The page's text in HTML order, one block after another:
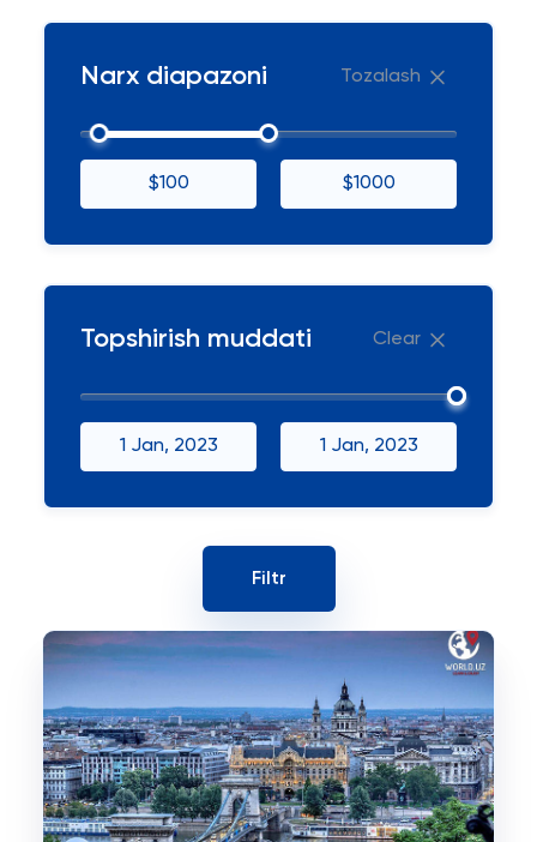
Narx diapazoni Tozalash
$100 $1000
Topshirish muddati Clear
1 Jan, 2023 1 Jan, 2023